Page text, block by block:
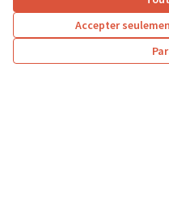
Accepter
existe depuis 40 ans et
personnes âgées et aux...
Solidarité et